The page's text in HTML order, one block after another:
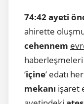
74:42 ayeti
ahirette
cehennem
‘içine’ edatı
mekanı işaret